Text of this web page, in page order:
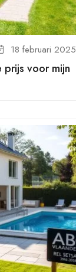
18 februari 2025
voor mijn